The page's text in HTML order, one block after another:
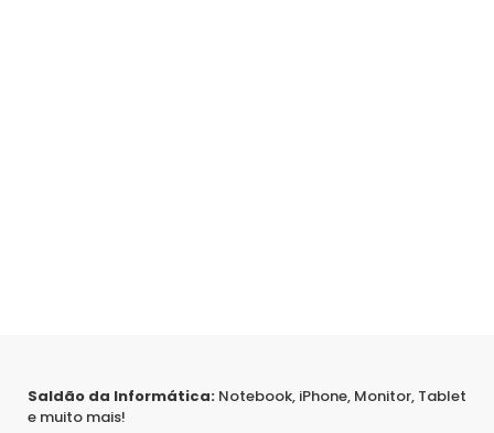
Saldão da Informática: Notebook, iPhone, Monitor, Tablet
e muito mais!